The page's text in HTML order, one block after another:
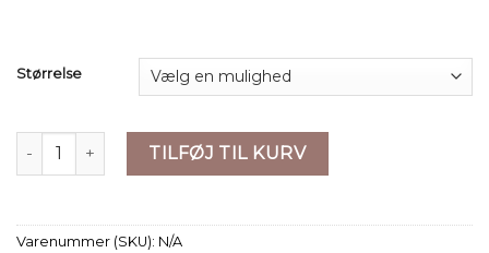
Størrelse
OM SAJAN Tibetansk Syngeskål - 4 størrelser til rådighed
TILFØJ TIL KURV
Varenummer (SKU): N/A